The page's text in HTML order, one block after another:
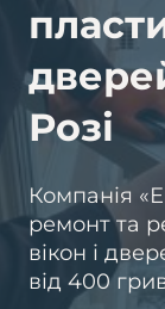
Розі
Компанія
ремонт та
вікон і
від 400